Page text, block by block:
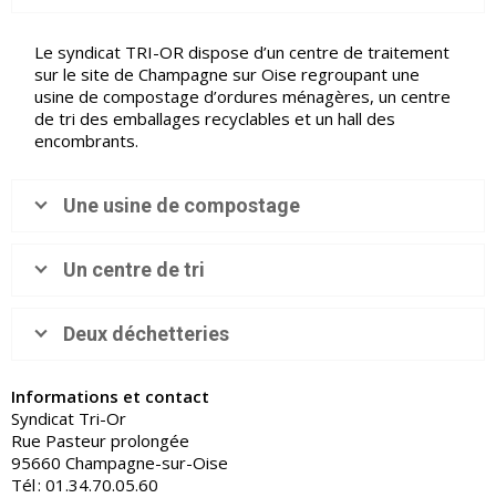
Le syndicat TRI-OR dispose d’un centre de traitement
sur le site de Champagne sur Oise regroupant une
usine de compostage d’ordures ménagères, un centre
de tri des emballages recyclables et un hall des
encombrants.
Une usine de compostage
Un centre de tri
Deux déchetteries
Informations et contact
Syndicat Tri-Or
Rue Pasteur prolongée
95660 Champagne-sur-Oise
Tél : 01.34.70.05.60